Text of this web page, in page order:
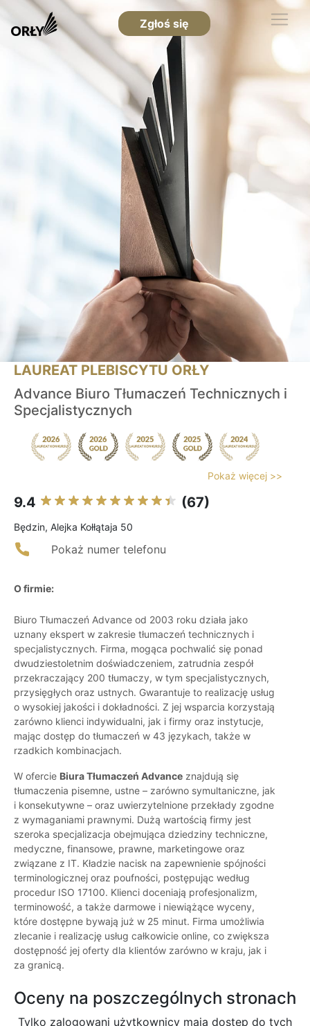
Zgłoś się
LAUREAT PLEBISCYTU ORŁY
Advance Biuro Tłumaczeń Technicznych i
Specjalistycznych
Pokaż więcej >>
9.4 (67)
Będzin, Alejka Kołłątaja 50
Pokaż numer telefonu
O firmie:
Biuro Tłumaczeń Advance od 2003 roku działa jako
uznany ekspert w zakresie tłumaczeń technicznych i
specjalistycznych. Firma, mogąca pochwalić się ponad
dwudziestoletnim doświadczeniem, zatrudnia zespół
przekraczający 200 tłumaczy, w tym specjalistycznych,
przysięgłych oraz ustnych. Gwarantuje to realizację usług
o wysokiej jakości i dokładności. Z jej wsparcia korzystają
zarówno klienci indywidualni, jak i firmy oraz instytucje,
mając dostęp do tłumaczeń w 43 językach, także w
rzadkich kombinacjach.
W ofercie Biura Tłumaczeń Advance znajdują się
tłumaczenia pisemne, ustne – zarówno symultaniczne, jak
i konsekutywne – oraz uwierzytelnione przekłady zgodne
z wymaganiami prawnymi. Dużą wartością firmy jest
szeroka specjalizacja obejmująca dziedziny techniczne,
medyczne, finansowe, prawne, marketingowe oraz
związane z IT. Kładzie nacisk na zapewnienie spójności
terminologicznej oraz poufności, postępując według
procedur ISO 17100. Klienci doceniają profesjonalizm,
terminowość, a także darmowe i niewiążące wyceny,
które dostępne bywają już w 25 minut. Firma umożliwia
zlecanie i realizację usług całkowicie online, co zwiększa
dostępność jej oferty dla klientów zarówno w kraju, jak i
za granicą.
Oceny na poszczególnych stronach
Tylko zalogowani użytkownicy maja dostęp do tych